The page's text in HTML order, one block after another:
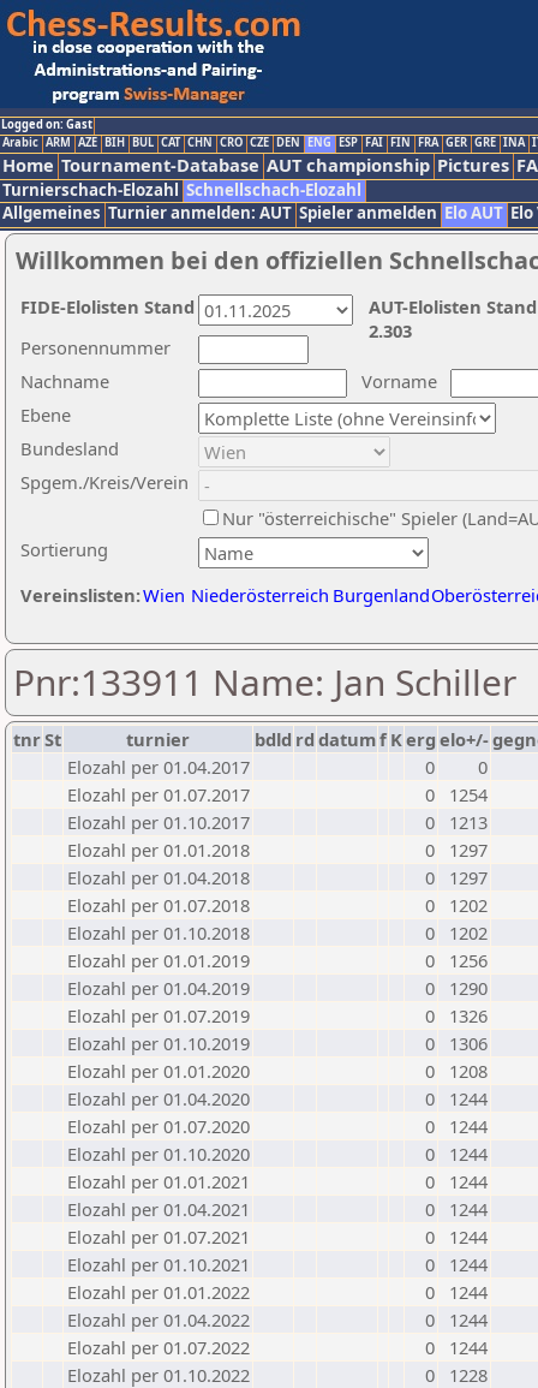
Logged on: Gast
Arabic ARM AZE BIH BUL CAT CHN CRO CZE DEN ENG ESP FAI FIN FRA GER GRE INA
Home Tournament-Database AUT championship Pictures
Turnierschach-Elozahl Schnellschach-Elozahl
Allgemeines Turnier anmelden: AUT Spieler anmelden Elo AUT
Willkommen bei den offiziellen
Nachname
Vorname
Ebene
Sortierung
Personennummer
Bundesland
Spgem./Kreis/Verein
Nur "österreichische" Spieler
Vereinslisten:Wien Niederösterreich Burgenland
AUT-Elolisten
2.303
FIDE-Elolisten Stand
Pnr:133911 Name: Jan Schiller
tnrSt turnier bdld rd datumf Kerg elo+/-
Elozahl per 01.04.2017
0
0
Elozahl per 01.07.2017
0
1254
Elozahl per 01.10.2017
0
1213
Elozahl per 01.01.2018
0
1297
Elozahl per 01.04.2018
0
1297
Elozahl per 01.07.2018
0
1202
Elozahl per 01.10.2018
0
1202
Elozahl per 01.01.2019
0
1256
Elozahl per 01.04.2019
0
1290
Elozahl per 01.07.2019
0
1326
Elozahl per 01.10.2019
0
1306
Elozahl per 01.01.2020
0
1208
Elozahl per 01.04.2020
0
1244
Elozahl per 01.07.2020
0
1244
Elozahl per 01.10.2020
0
1244
Elozahl per 01.01.2021
0
1244
Elozahl per 01.04.2021
0
1244
Elozahl per 01.07.2021
0
1244
Elozahl per 01.10.2021
0
1244
Elozahl per 01.01.2022
0
1244
Elozahl per 01.04.2022
0
1244
Elozahl per 01.07.2022
0
1244
Elozahl per 01.10.2022
0
1228